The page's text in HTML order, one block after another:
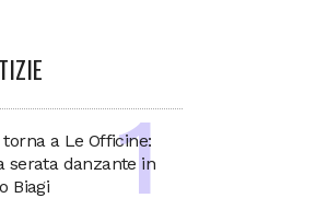
a Le Officine:
serata danzante in
Biagi